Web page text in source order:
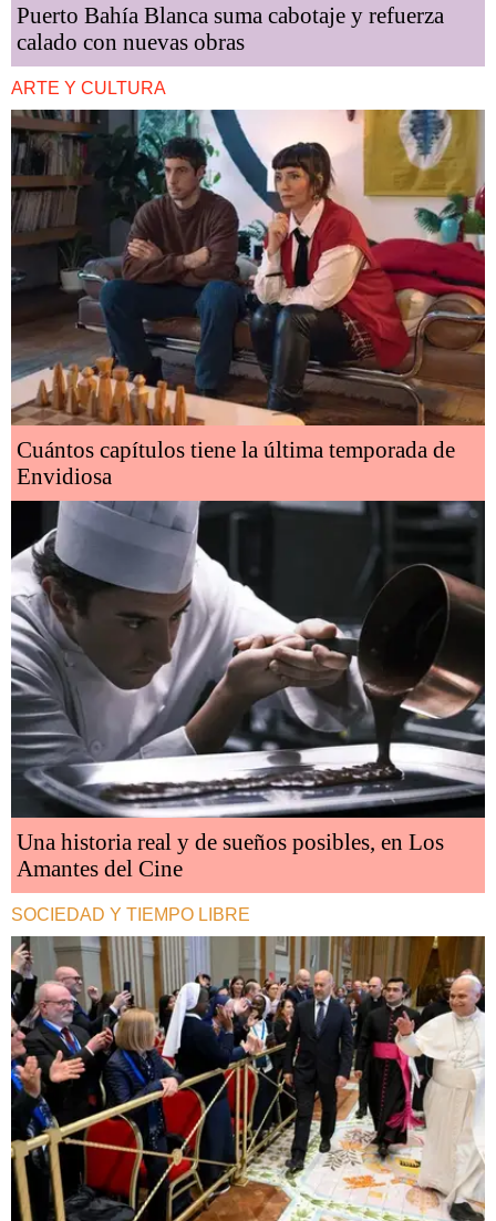
Puerto Bahía Blanca suma cabotaje y refuerza
calado con nuevas obras
ARTE Y CULTURA
Cuántos capítulos tiene la última temporada de
Envidiosa
Una historia real y de sueños posibles, en Los
Amantes del Cine
SOCIEDAD Y TIEMPO LIBRE